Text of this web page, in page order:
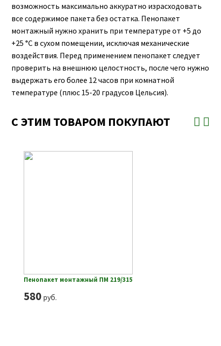
возможность максимально аккуратно израсходовать
все содержимое пакета без остатка. Пенопакет
монтажный нужно хранить при температуре от +5 до
+25 °С в сухом помещении, исключая механические
воздействия. Перед применением пенопакет следует
проверить на внешнюю целостность, после чего нужно
выдержать его более 12 часов при комнатной
температуре (плюс 15-20 градусов Цельсия).
С ЭТИМ ТОВАРОМ ПОКУПАЮТ
Пенопакет монтажный ПМ 219/315
580руб.